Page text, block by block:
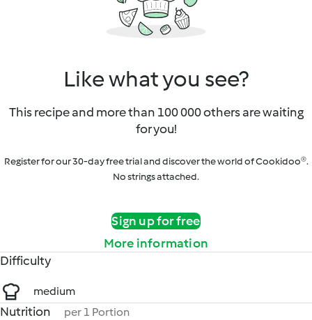
Like what you see?
This recipe and more than 100 000 others are waiting
for you!
Register for our 30-day free trial and discover the world of Cookidoo®.
No strings attached.
Sign up for free
More information
Difficulty
medium
Nutrition per 1 Portion